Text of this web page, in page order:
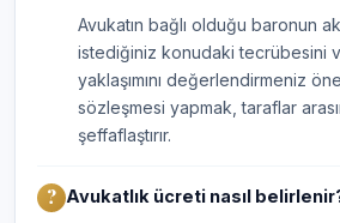
Avukatın bağlı olduğu baronun
istediğiniz konudaki tecrübesini
yaklaşımını değerlendirmeniz
sözleşmesi yapmak, taraflar
şeffaflaştırır.
Avukatlık ücreti nasıl